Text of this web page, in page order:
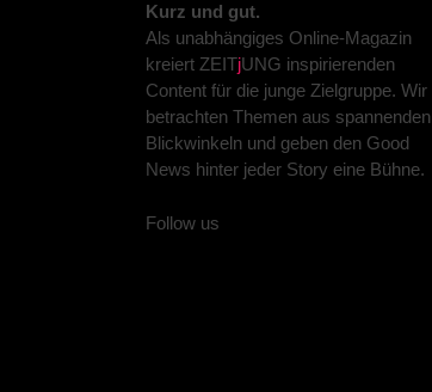
Kurz und gut.
Als unabhängiges Online-Magazin
kreiert ZEITjUNG inspirierenden
Content für die junge Zielgruppe. Wir
betrachten Themen aus spannenden
Blickwinkeln und geben den Good
News hinter jeder Story eine Bühne.
Follow us